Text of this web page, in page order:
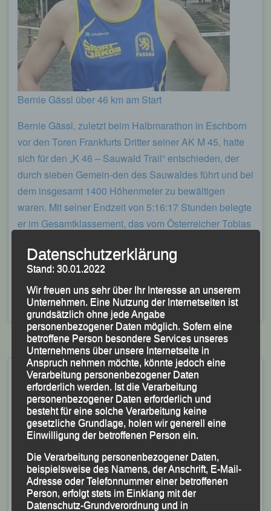
Bernie Gässl über 46 km am Start
Bernie Gässl, zuletzt beim Halbmarathon in Eschborn
vor den Toren Frankfurts Dritter seiner AK M 45, hatte
sich für den „K 46 – Sauwald Trail“ entschieden, der
durch sieben Gemein-den des Sauwaldes führt und bei
dem insgesamt 1400 Höhenmeter zu bewältigen
waren. Mit seiner Endzeit von 5:16:17 Stunden belegte
er im Gesamtklassement, das vom Österreicher Tobias
Masters (31-45) Platz 17.
Gässl,Konrad Kufner,Martina Schneider,Sauwald-Trail,
Schardenberg
5. Sauwald Trail –
Schardenberg, 06.07.2024
Veröffentlicht am6. Juli 2024vonlgpassau
Erfolgreiches LG-Sextett beim „5.
Sauwald-Trail“
Martha Weber holt Silber im Gesamtklassement!
Datenschutzerklärung
Stand: 30.01.2022
Wir freuen uns sehr über Ihr Interesse an unserem
Unternehmen. Eine Nutzung der Internetseiten ist
grundsätzlich ohne jede Angabe
personenbezogener Daten möglich. Sofern eine
betroffene Person besondere Services unseres
Unternehmens über unsere Internetseite in
Anspruch nehmen möchte, könnte jedoch eine
Verarbeitung personenbezogener Daten
erforderlich werden. Ist die Verarbeitung
personenbezogener Daten erforderlich und
besteht für eine solche Verarbeitung keine
gesetzliche Grundlage, holen wir generell eine
Einwilligung der betroffenen Person ein.
Die Verarbeitung personenbezogener Daten,
beispielsweise des Namens, der Anschrift, E-Mail-
Adresse oder Telefonnummer einer betroffenen
Person, erfolgt stets im Einklang mit der
Datenschutz-Grundverordnung und in